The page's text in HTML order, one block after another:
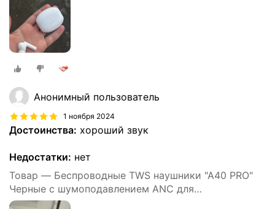
Анонимный пользователь
1 ноября 2024
Достоинства: хороший звук
Недостатки: нет
Товар — Беспроводные TWS наушники "A40 PRO"
Черные с шумоподавлением ANC для
iPhone/Android сенсорные